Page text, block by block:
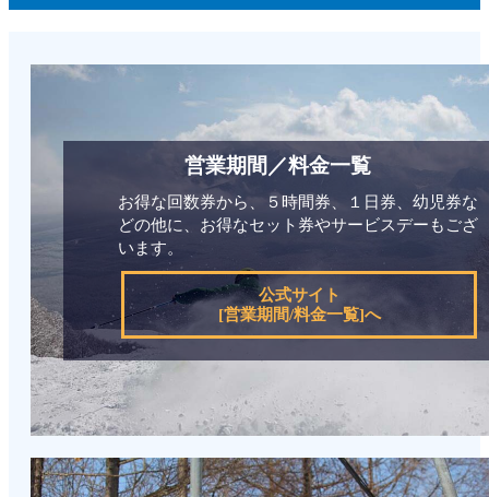
営業期間／料金一覧
お得な回数券から、５時間券、１日券、幼児券な
どの他に、お得なセット券やサービスデーもござ
います。
公式サイト
[営業期間/料金一覧]へ